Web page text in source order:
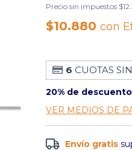
Precio sin impuestos
$10.880con
6 CUOTAS
20% de descuento
VER MEDIOS DE
Envío gratis